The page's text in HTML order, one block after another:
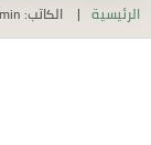
الرئيسية الكاتب: admin